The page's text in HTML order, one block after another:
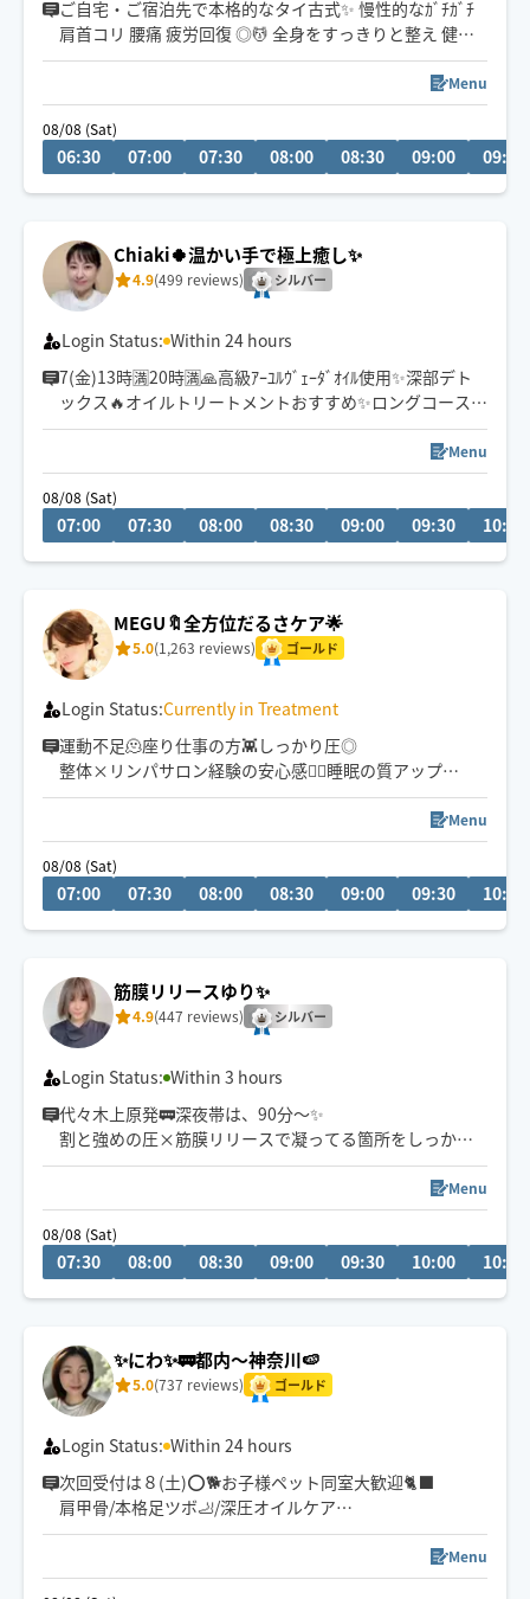
ご自宅・ご宿泊先で本格的なタイ古式✨ 慢性的なｶﾞﾁｶﾞﾁ
肩首コリ 腰痛 疲労回復 ◎💆 全身をすっきりと整え 健や
かなお身体を目指します。
🔸対応エリアは予約状況、時間帯により変動します。
Menu
08/08 (Sat)
06:30 07:00 07:30 08:00 08:30 09:00 09:30
Chiaki🍀温かい手で極上癒し✨
4.9(499 reviews) シルバー
Login Status: Within 24 hours
7(金)13時🈵20時🈵🙏高級ｱｰﾕﾙｳﾞｪｰﾀﾞｵｲﾙ使用✨深部デト
ックス🔥オイルトリートメントおすすめ✨ロングコースが
お🉐自律神経を整えて快眠へ😴🌈全コースドライヘッド
23時半まで対応可能の場所もありますので、事前に相談
くださいませ。
🤱👶も🐕🐈も🙆‍♀️お2人以上でのご予約も大歓迎
Menu
08/08 (Sat)
07:00 07:30 08:00 08:30 09:00 09:30 10:00
MEGU🔖全方位だるさケア🌟
5.0(1,263 reviews) ゴールド
Login Status:Currently in Treatment
運動不足🫠座り仕事の方👾しっかり圧◎
整体×リンパサロン経験の安心感💆‍♀️睡眠の質アップ😴
深い圧で身体がゆるむ新感覚︎︎☁
スッキリ感が欲しい方もぜひ✨
生涯セラピスト宣言📢
全身だるさ|心のしょんぼり
頼りにして下さい☺️
※御新規様は仮予約からになります
Menu
08/08 (Sat)
07:00 07:30 08:00 08:30 09:00 09:30 10:00
筋膜リリースゆり✨
4.9(447 reviews) シルバー
Login Status: Within 3 hours
代々木上原発🚃深夜帯は、90分〜✨
割と強めの圧×筋膜リリースで凝ってる箇所をしっかり
ほぐすのが得意💓
リラク×整体ご希望のお客様にリピ頂いています☺️✨
もみほぐし→筋膜リリース含
レビューにご協力頂けたら嬉しいです☺️
猫ちゃん長毛の子はアレルギー🤧にてお断り🙇‍♀️おタバコ
を吸われる方も🙇‍♀️🙇
Menu
08/08 (Sat)
07:30 08:00 08:30 09:00 09:30 10:00 10:30
✨にわ✨🚃都内〜神奈川🍉
5.0(737 reviews) ゴールド
Login Status: Within 24 hours
次回受付は８(土)⭕️🐕お子様ペット同室大歓迎🐈‍⬛
肩甲骨/本格足ツボ🦶/深圧オイルケア
在宅ワーク、子育て中ママさん等ご依頼多数✨
明日からまた頑張ろう🍀と思えるよう心を込めて🌸
Menu